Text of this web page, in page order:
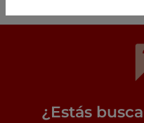
¿Estás